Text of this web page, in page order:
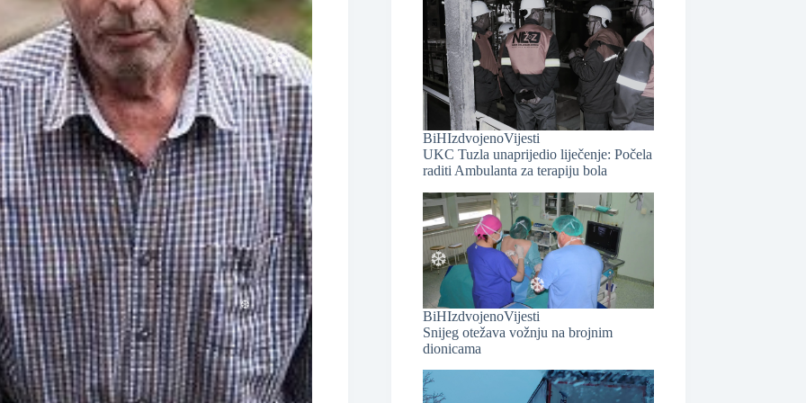
BiHIzdvojenoVijesti
UKC Tuzla unaprijedio liječenje: Počela
raditi Ambulanta za terapiju bola
BiHIzdvojenoVijesti
Snijeg otežava vožnju na brojnim
dionicama
❆
❆